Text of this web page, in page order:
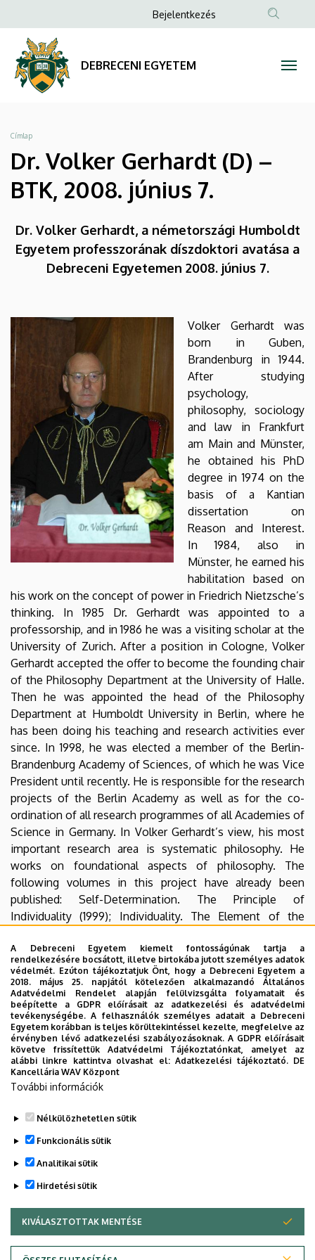
Volker
Gerhardt
–
BTK,
2008.
EGYETEM
a
tartalomra
Anonim
menüje
Bejelentkezés
DEBRECENI EGYETEM
Morzsa
Címlap
Dr. Volker Gerhardt (D) –
BTK, 2008. június 7.
Dr. Volker Gerhardt, a németországi Humboldt
Egyetem professzorának díszdoktori avatása a
Debreceni Egyetemen 2008. június 7.
Volker Gerhardt
was
born in Guben,
Brandenburg in 1944.
After studying
psychology,
philosophy, sociology
and law in Frankfurt
am Main and Münster,
he obtained his PhD
degree in 1974 on the
basis of a Kantian
dissertation on
Reason and Interest.
In 1984, also in
Münster, he earned his
habilitation based on
his work on the concept of power in Friedrich Nietzsche’s
thinking. In 1985 Dr. Gerhardt was appointed to a
professorship, and in 1986 he was a visiting scholar at the
University of Zurich. After a position in Cologne, Volker
Gerhardt accepted the offer to become the founding chair
of the Philosophy Department at the University of Halle.
Then he was appointed the head of the Philosophy
Department at Humboldt University in Berlin, where he
has been doing his teaching and research activities ever
since. In 1998, he was elected a member of the Berlin-
Brandenburg Academy of Sciences, of which he was Vice
President until recently. He is responsible for the research
projects of the Berlin Academy as well as for the co-
ordination of all research programmes of all Academies of
Science in Germany. In Volker Gerhardt’s view, his most
important research area is systematic philosophy. He
works on foundational aspects of philosophy. The
following volumes in this project have already been
published: Self-Determination. The Principle of
Individuality (1999); Individuality. The Element of the
(2007). The fourth volume, entitled The Public Sphere.
The Social Space of Consciousness, is to appear in 2009.
Volker Gerhardt has been professionally related to the
University of Debrecen for 17 years. Since 1998 he has
been offering courses to MA and PhD students both in
the Institute of Philosophy and in the Institute of German
Studies. He has also efficiently supported visits by
students and scholars from Debrecen to his university. In
addition, in 1998 a book on Nietzsche by him was
Legutóbb frissítve: 2021. 08. 18. 13:32
A Debreceni Egyetem kiemelt fontosságúnak tartja a
rendelkezésére bocsátott, illetve birtokába jutott személyes adatok
védelmét. Ezúton tájékoztatjuk Önt, hogy a Debreceni Egyetem a
2018. május 25. napjától kötelezően alkalmazandó Általános
Adatvédelmi Rendelet alapján felülvizsgálta folyamatait és
beépítette a GDPR előírásait az adatkezelési és adatvédelmi
tevékenységébe. A felhasználók személyes adatait a Debreceni
Egyetem korábban is teljes körültekintéssel kezelte, megfelelve az
érvényben lévő adatkezelési szabályozásoknak. A GDPR előírásait
követve frissítettük Adatvédelmi Tájékoztatónkat, amelyet az
alábbi linkre kattintva olvashat el:Adatkezelési tájékoztató. DE
Kancellária WAV Központ
További információk
Nélkülözhetetlen sütik
Funkcionális sütik
Analitikai sütik
Hirdetési sütik
KIVÁLASZTOTTAK MENTÉSE
WITHDRAW CONSENT